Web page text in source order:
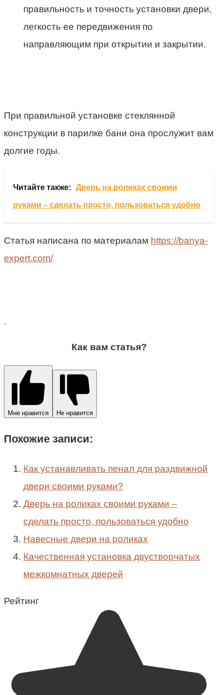
правильность и точность установки двери,
легкость ее передвижения по
направляющим при открытии и закрытии.
При правильной установке стеклянной
конструкции в парилке бани она прослужит вам
долгие годы.
Читайте также: Дверь на роликах своими
руками – сделать просто, пользоваться удобно
Статья написана по материалам https://banya-
expert.com/
Как вам статья?
Мне нравится Не нравится
Похожие записи:
Как устанавливать пенал для раздвижной
двери своими руками?
Дверь на роликах своими руками –
сделать просто, пользоваться удобно
Навесные двери на роликах
Качественная установка двустворчатых
межкомнатных дверей
Рейтинг